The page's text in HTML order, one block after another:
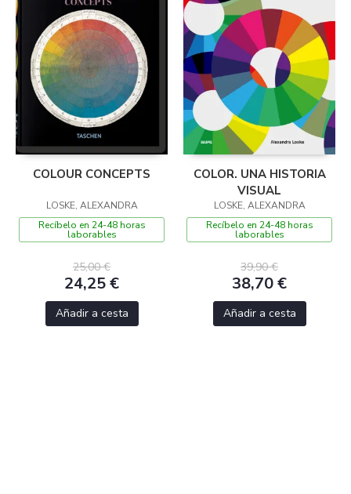
COLOUR CONCEPTS
LOSKE, ALEXANDRA
Recíbelo en 24-48 horas
laborables
25,00 €
24,25 €
Añadir a cesta
COLOR. UNA HISTORIA
VISUAL
LOSKE, ALEXANDRA
Recíbelo en 24-48 horas
laborables
39,90 €
38,70 €
Añadir a cesta